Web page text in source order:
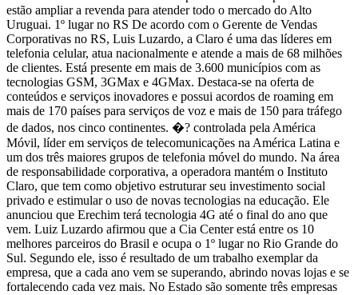
estão ampliar a revenda para atender todo o mercado do Alto
Uruguai. 1º lugar no RS De acordo com o Gerente de Vendas
Corporativas no RS, Luis Luzardo, a Claro é uma das líderes em
telefonia celular, atua nacionalmente e atende a mais de 68 milhões
de clientes. Está presente em mais de 3.600 municípios com as
tecnologias GSM, 3GMax e 4GMax. Destaca-se na oferta de
conteúdos e serviços inovadores e possui acordos de roaming em
mais de 170 países para serviços de voz e mais de 150 para tráfego
de dados, nos cinco continentes. �? controlada pela América
Móvil, líder em serviços de telecomunicações na América Latina e
um dos três maiores grupos de telefonia móvel do mundo. Na área
de responsabilidade corporativa, a operadora mantém o Instituto
Claro, que tem como objetivo estruturar seu investimento social
privado e estimular o uso de novas tecnologias na educação. Ele
anunciou que Erechim terá tecnologia 4G até o final do ano que
vem. Luiz Luzardo afirmou que a Cia Center está entre os 10
melhores parceiros do Brasil e ocupa o 1º lugar no Rio Grande do
Sul. Segundo ele, isso é resultado de um trabalho exemplar da
empresa, que a cada ano vem se superando, abrindo novas lojas e se
fortalecendo cada vez mais. No Estado são somente três empresas